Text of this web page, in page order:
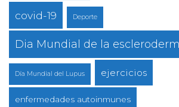
covid-19 Deporte
Dia Mundial de la
Día Mundial del Lupus ejercicios
enfermedades autoinmunes